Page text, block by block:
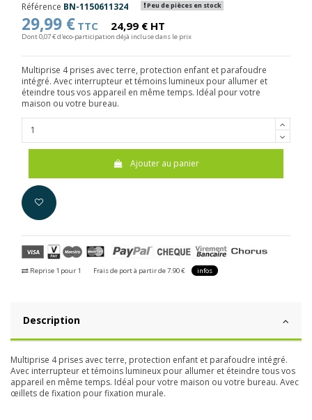
Référence BN-1150611324 Peu de pièces en stock
29,99 € TTC 24,99 € HT
Dont 0,07 € d'eco-participation déjà incluse dans le prix
Multiprise 4 prises avec terre, protection enfant et parafoudre
intégré. Avec interrupteur et témoins lumineux pour allumer et
éteindre tous vos appareil en même temps. Idéal pour votre
maison ou votre bureau.
Ajouter au panier
Reprise 1 pour 1 Frais de port à partir de 7.90 € infos
Description
Multiprise 4 prises avec terre, protection enfant et parafoudre intégré.
Avec interrupteur et témoins lumineux pour allumer et éteindre tous vos
appareil en même temps. Idéal pour votre maison ou votre bureau. Avec
œillets de fixation pour fixation murale.